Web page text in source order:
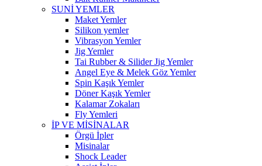
SUNİ YEMLER
Maket Yemler
Silikon yemler
Vibrasyon Yemler
Jig Yemler
Tai Rubber & Silider Jig Yemler
Angel Eye & Melek Göz Yemler
Spin Kaşık Yemler
Döner Kaşık Yemler
Kalamar Zokaları
Fly Yemleri
İP VE MİSİNALAR
Örgü İpler
Misinalar
Shock Leader